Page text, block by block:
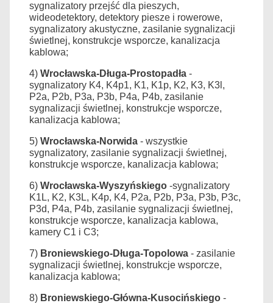
sygnalizatory przejść dla pieszych,
wideodetektory, de­tektory piesze i rowerowe,
sygnalizatory akustyczne, zasilanie sygnalizacji
świetlnej, konstrukcje wsporcze, kanalizacja
kablowa;
4) Wrocławska-Długa-Prostopadła -
sygnalizatory K4, K4p1, K1, K1p, K2, K3, K3l,
P2a, P2b, P3a, P3b, P4a, P4b, zasilanie
sygnalizacji świetlnej, konstrukcje wsporcze,
kanalizacja kablowa;
5) Wrocławska-Norwida - wszystkie
sygnalizatory, zasilanie sygnalizacji świetlnej,
konstrukcje wsporcze, kanalizacja kablowa;
6) Wrocławska-Wyszyńskiego -sygnalizatory
K1L, K2, K3L, K4p, K4, P2a, P2b, P3a, P3b, P3c,
P3d, P4a, P4b, zasilanie sygnalizacji świetlnej,
konstrukcje wsporcze, kanalizacja kablowa,
kamery C1 i C3;
7) Broniewskiego-Długa-Topolowa - zasilanie
sygnalizacji świetlnej, konstrukcje wsporcze,
kanali­zacja kablowa;
8) Broniewskiego-Główna-Kusocińskiego -